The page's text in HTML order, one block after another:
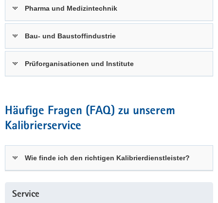
Pharma und Medizintechnik
Bau- und Baustoffindustrie
Prüforganisationen und Institute
Häufige Fragen (FAQ) zu unserem
Kalibrierservice
Wie finde ich den richtigen Kalibrierdienstleister?
Service